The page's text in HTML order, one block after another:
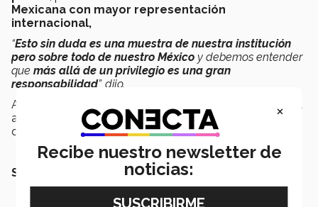
Mexicana con mayor representación
internacional,
“Esto sin duda es una muestra de nuestra institución
pero sobre todo de nuestro México y debemos entender
que más allá de un privilegio es una gran
responsabilidad”, dijo.
Asimismo, agradeció a los padres de familia por todo el
apoyo que brindan a los estudiantes y por la confianza
que tienen en el Tec de Monterrey.
SEGURO QUERRÁS LEER TAMBIÉN:
×
Recibe nuestro newsletter de
noticias: